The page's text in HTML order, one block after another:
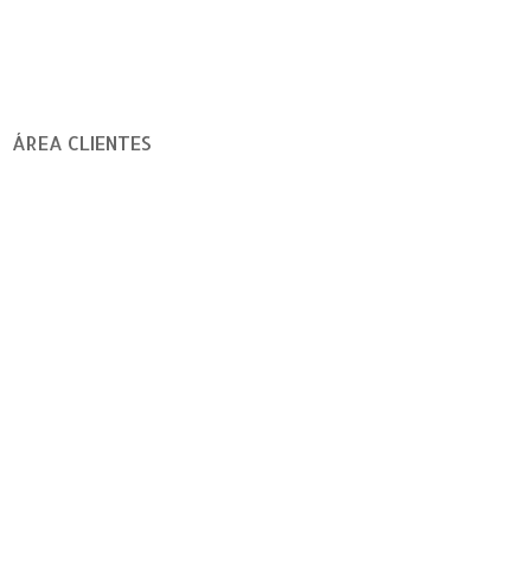
ÁREA CLIENTES